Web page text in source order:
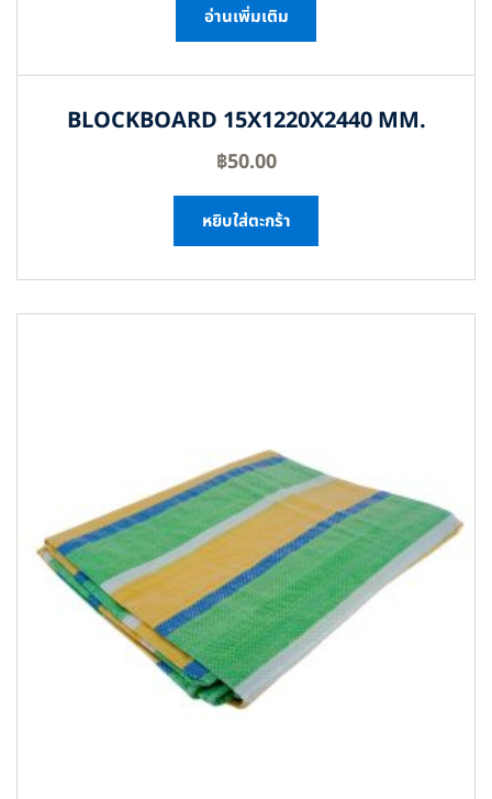
อ่านเพิ่มเติม
BLOCKBOARD 15X1220X2440 MM.
฿50.00
หยิบใส่ตะกร้า